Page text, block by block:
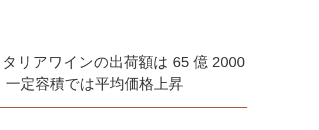
リアワインの出荷額は 65 億 2000
定容積では平均価格上昇